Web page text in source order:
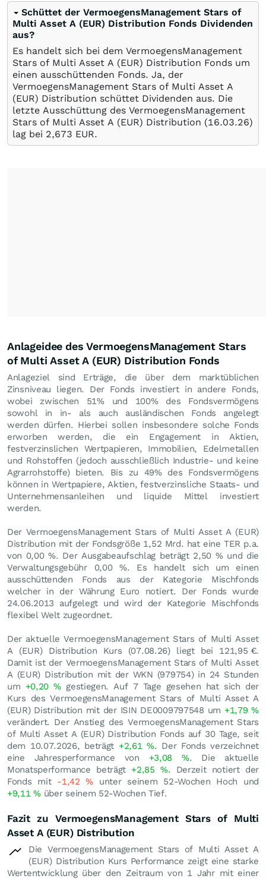
Schüttet der VermoegensManagement Stars of
Multi Asset A (EUR) Distribution Fonds Dividenden
aus?
Es handelt sich bei dem VermoegensManagement
Stars of Multi Asset A (EUR) Distribution Fonds um
einen ausschüttenden Fonds. Ja, der
VermoegensManagement Stars of Multi Asset A
(EUR) Distribution schüttet Dividenden aus. Die
letzte Ausschüttung des VermoegensManagement
Stars of Multi Asset A (EUR) Distribution (16.03.26)
lag bei 2,673 EUR.
Anlageidee des VermoegensManagement Stars
of Multi Asset A (EUR) Distribution Fonds
Anlageziel sind Erträge, die über dem marktüblichen
Zinsniveau liegen. Der Fonds investiert in andere Fonds,
wobei zwischen 51% und 100% des Fondsvermögens
sowohl in in- als auch ausländischen Fonds angelegt
werden dürfen. Hierbei sollen insbesondere solche Fonds
erworben werden, die ein Engagement in Aktien,
festverzinslichen Wertpapieren, Immobilien, Edelmetallen
und Rohstoffen (jedoch ausschließlich Industrie- und keine
Agrarrohstoffe) bieten. Bis zu 49% des Fondsvermögens
können in Wertpapiere, Aktien, festverzinsliche Staats- und
Unternehmensanleihen und liquide Mittel investiert
werden.
Der VermoegensManagement Stars of Multi Asset A (EUR)
Distribution mit der Fondsgröße 1,52 Mrd. hat eine TER p.a.
von 0,00 %. Der Ausgabeaufschlag beträgt 2,50 % und die
Verwaltungsgebühr 0,00 %. Es handelt sich um einen
ausschüttenden Fonds aus der Kategorie Mischfonds
welcher in der Währung Euro notiert. Der Fonds wurde
24.06.2013 aufgelegt und wird der Kategorie Mischfonds
flexibel Welt zugeordnet.
Der aktuelle VermoegensManagement Stars of Multi Asset
A (EUR) Distribution Kurs (07.08.26) liegt bei 121,95 €.
Damit ist der VermoegensManagement Stars of Multi Asset
A (EUR) Distribution mit der WKN (979754) in 24 Stunden
um +0,20%gestiegen. Auf 7 Tage gesehen hat sich der
Kurs des VermoegensManagement Stars of Multi Asset A
(EUR) Distribution mit der ISIN DE0009797548 um +1,79%
verändert. Der Anstieg des VermoegensManagement Stars
of Multi Asset A (EUR) Distribution Fonds auf 30 Tage, seit
dem 10.07.2026, beträgt +2,61%. Der Fonds verzeichnet
eine Jahresperformance von +3,08%. Die aktuelle
Monatsperformance beträgt +2,85 %. Derzeit notiert der
Fonds mit -1,42% unter seinem 52-Wochen Hoch und
+9,11%über seinem 52-Wochen Tief.
Fazit zu VermoegensManagement Stars of Multi
Asset A (EUR) Distribution
Die VermoegensManagement Stars of Multi Asset A
(EUR) Distribution Kurs Performance zeigt eine starke
Wertentwicklung über den Zeitraum von 1 Jahr mit einer